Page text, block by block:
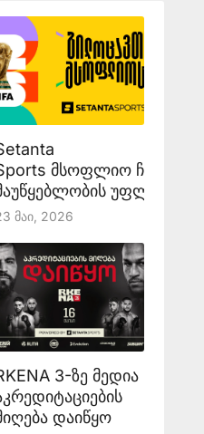
მსოფლიო
უფლებას
Მაი, 2026
3-ზე მედია
დაიწყო